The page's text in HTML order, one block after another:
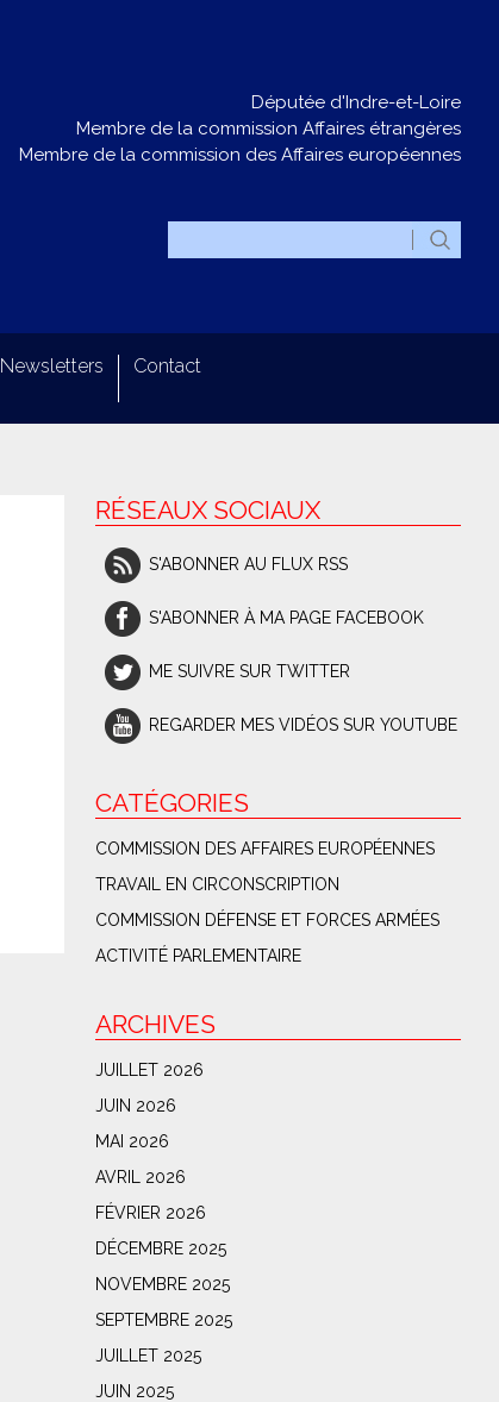
Députée d'Indre-et-Loire
Membre de la commission Affaires étrangères
Membre de la commission des Affaires européennes
Newsletters Contact
RÉSEAUX SOCIAUX
S'ABONNER AU FLUX RSS
S'ABONNER À MA PAGE FACEBOOK
ME SUIVRE SUR TWITTER
REGARDER MES VIDÉOS SUR YOUTUBE
CATÉGORIES
COMMISSION DES AFFAIRES EUROPÉENNES
TRAVAIL EN CIRCONSCRIPTION
COMMISSION DÉFENSE ET FORCES ARMÉES
ACTIVITÉ PARLEMENTAIRE
ARCHIVES
JUILLET 2026
JUIN 2026
MAI 2026
AVRIL 2026
FÉVRIER 2026
DÉCEMBRE 2025
NOVEMBRE 2025
SEPTEMBRE 2025
JUILLET 2025
JUIN 2025